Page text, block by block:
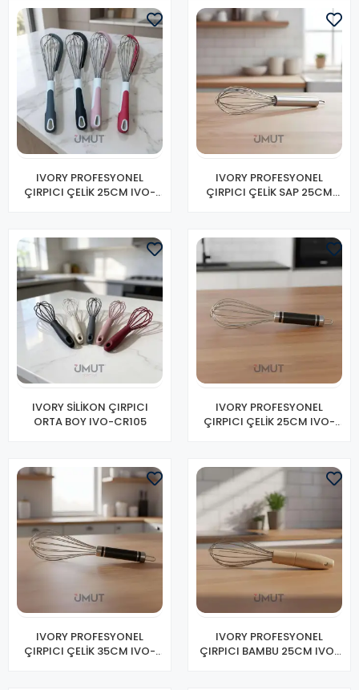
IVORY PROFESYONEL
ÇIRPICI ÇELİK 25CM IVO-
IVORY PROFESYONEL
ÇIRPICI ÇELİK SAP 25CM
IVORY SİLİKON ÇIRPICI
ORTA BOY IVO-CR105
IVORY PROFESYONEL
ÇIRPICI ÇELİK 25CM IVO-
IVORY PROFESYONEL
ÇIRPICI ÇELİK 35CM IVO-
IVORY PROFESYONEL
ÇIRPICI BAMBU 25CM IVO-